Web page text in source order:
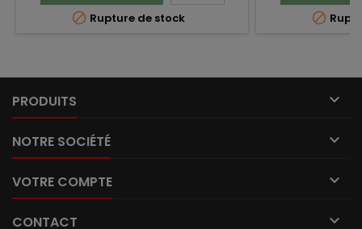
 Rupture de stock 
PRODUITS 
NOTRE SOCIÉTÉ 
VOTRE COMPTE 
CONTACT 